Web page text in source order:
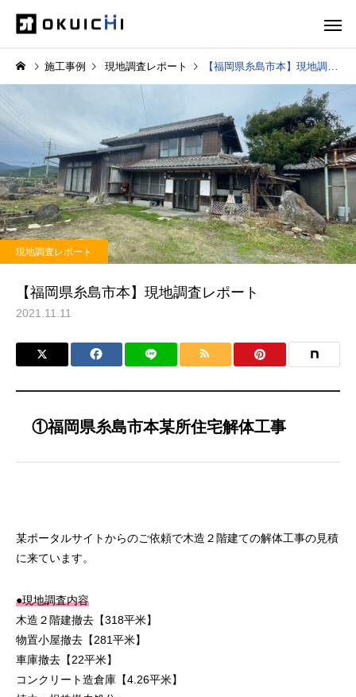
施工事例 現地調査レポート 【福岡県糸島市本】現地調査レポート
現地調査レポート
【福岡県糸島市本】現地調査レポート
2021.11.11
①福岡県糸島市本某所住宅解体工事
某ポータルサイトからのご依頼で木造２階建ての解体工事の見積
に来ています。
●現地調査内容
木造２階建撤去【318平米】
物置小屋撤去【281平米】
車庫撤去【22平米】
コンクリート造倉庫【4.26平米】